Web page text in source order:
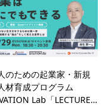
のための起業家・新規
材育成プログラム
Lab「LECTURE…